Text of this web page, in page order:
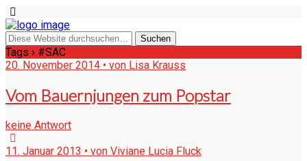
Tags › #SAC
20. November 2014 • von Lisa Krauss
Vom Bauernjungen zum Popstar
keine Antwort
11. Januar 2013 • von Viviane Lucia Fluck